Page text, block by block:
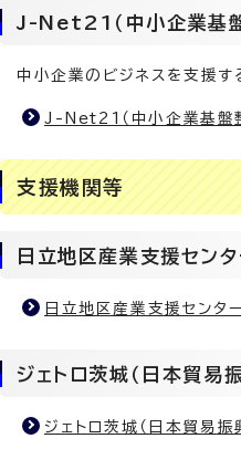
J-Net21（中小企業基盤
中小企業のビジネスを支援す
J-Net21（中小企業基盤
支援機関等
日立地区産業支援センタ
日立地区産業支援センタ
ジェトロ茨城（日本貿易
ジェトロ茨城（日本貿易振